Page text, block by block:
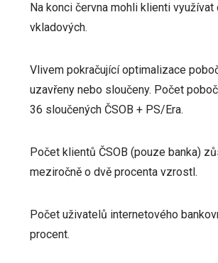
Na konci června mohli klienti
vkladových.
Vlivem pokračující optimalizace
uzavřeny nebo sloučeny. Počet
36 sloučených ČSOB + PS/Era.
Počet klientů ČSOB (pouze banka)
meziročně o dvě procenta vzrostl.
Počet uživatelů internetového
procent.